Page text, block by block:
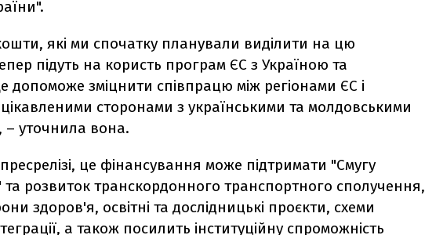
які ми спочатку планували виділити на цю
підуть на користь програм ЄС з Україною та
зміцнити співпрацю між регіонами ЄС і
сторонами з українськими та молдовськими
– уточнила вона.
це фінансування може підтримати "Смугу
та розвиток транскордонного транспортного сполучення,
здоров'я, освітні та дослідницькі проєкти, схеми
а також посилить інституційну спроможність